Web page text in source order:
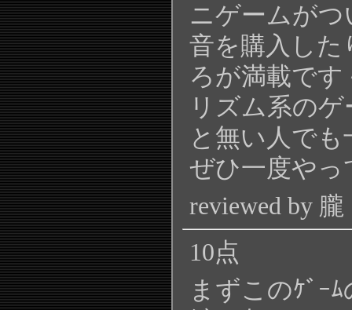
ニゲームが
音を購入した
ろが満載です
リズム系の
と無い人で
ぜひ一度や
reviewed by 朧
10点
まずこのｹﾞｰ